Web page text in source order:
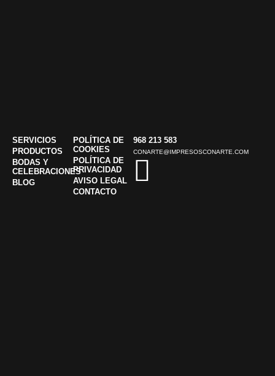
SERVICIOS
PRODUCTOS
BODAS Y
CELEBRACIONES
BLOG
POLÍTICA DE
COOKIES
POLÍTICA DE
PRIVACIDAD
AVISO LEGAL
CONTACTO
968 213 583
CONARTE@IMPRESOSCONARTE.COM